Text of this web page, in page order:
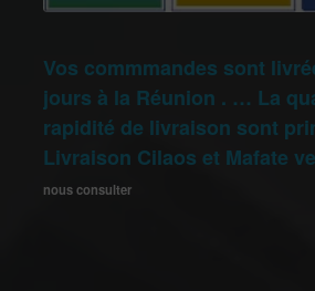
Vos commmandes sont
jours à la Réunion . … La
rapidité de livraison sont
Livraison Cilaos et Mafate
nous consulter